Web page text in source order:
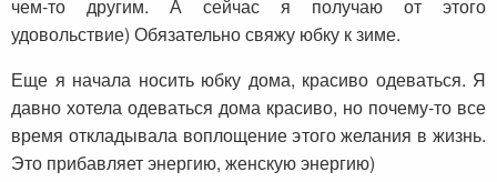
чем-то другим. А сейчас я получаю от этого
удовольствие) Обязательно свяжу юбку к зиме.
Еще я начала носить юбку дома, красиво одеваться. Я
давно хотела одеваться дома красиво, но почему-то все
время откладывала воплощение этого желания в жизнь.
Это прибавляет энергию, женскую энергию)